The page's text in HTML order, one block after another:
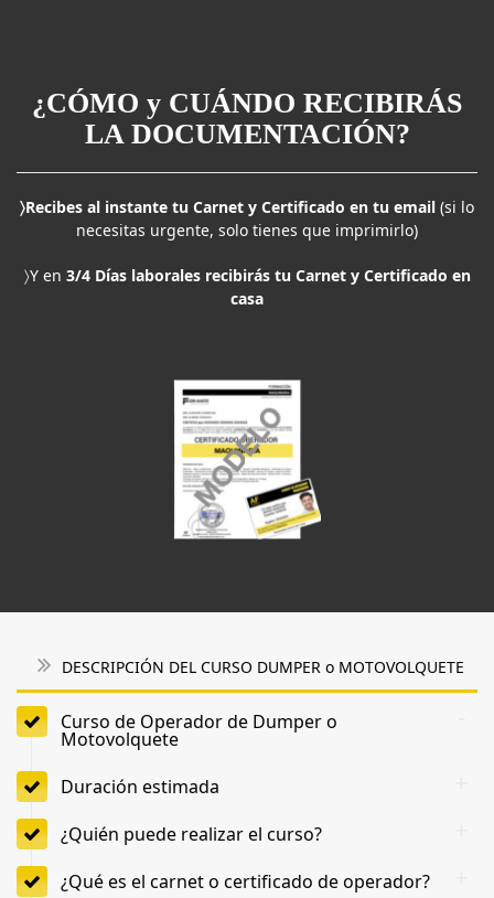
¿CÓMO y CUÁNDO RECIBIRÁS
LA DOCUMENTACIÓN?
〉Recibes al instante tu Carnet y Certificado en tu email (si lo
necesitas urgente, solo tienes que imprimirlo)
〉Y en 3/4 Días laborales recibirás tu Carnet y Certificado en
casa
DESCRIPCIÓN DEL CURSO DUMPER o MOTOVOLQUETE
Curso de Operador de Dumper o
Motovolquete
Duración estimada
¿Quién puede realizar el curso?
¿Qué es el carnet o certificado de operador?